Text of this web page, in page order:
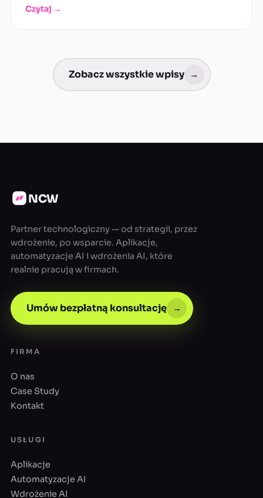
Czytaj →
Zobacz wszystkie wpisy →
NCW
Partner technologiczny — od strategii, przez
wdrożenie, po wsparcie. Aplikacje,
automatyzacje AI i wdrożenia AI, które
realnie pracują w firmach.
Umów bezpłatną konsultację →
FIRMA
O nas
Case Study
Kontakt
USŁUGI
Aplikacje
Automatyzacje AI
Wdrożenie AI